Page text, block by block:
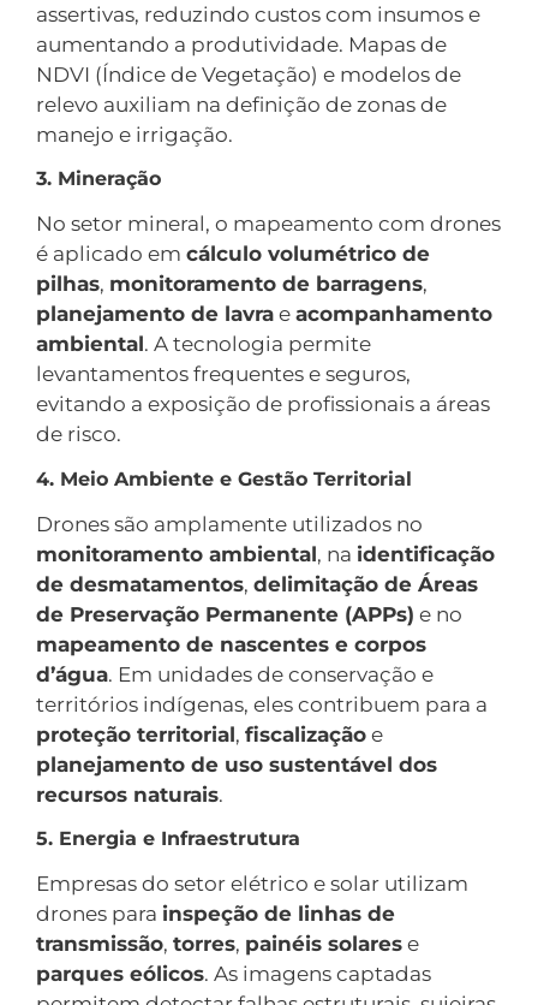
assertivas, reduzindo custos com insumos e
aumentando a produtividade. Mapas de
NDVI (Índice de Vegetação) e modelos de
relevo auxiliam na definição de zonas de
manejo e irrigação.
3. Mineração
No setor mineral, o mapeamento com drones
é aplicado em cálculo volumétrico de
pilhas, monitoramento de barragens,
planejamento de lavra e acompanhamento
ambiental. A tecnologia permite
levantamentos frequentes e seguros,
evitando a exposição de profissionais a áreas
de risco.
4. Meio Ambiente e Gestão Territorial
Drones são amplamente utilizados no
monitoramento ambiental, na identificação
de desmatamentos, delimitação de Áreas
de Preservação Permanente (APPs) e no
mapeamento de nascentes e corpos
d’água. Em unidades de conservação e
territórios indígenas, eles contribuem para a
proteção territorial, fiscalização e
planejamento de uso sustentável dos
recursos naturais.
5. Energia e Infraestrutura
Empresas do setor elétrico e solar utilizam
drones para inspeção de linhas de
transmissão, torres, painéis solares e
parques eólicos. As imagens captadas